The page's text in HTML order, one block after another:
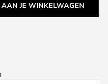
AAN JE WINKELWAGEN